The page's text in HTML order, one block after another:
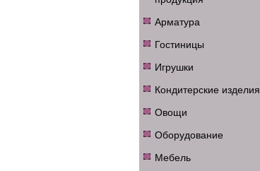
Арматура
Гостиницы
Игрушки
Кондитерские изделия
Овощи
Оборудование
Мебель